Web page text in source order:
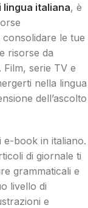
lingua italiana, è
le tue
risorse da
Film, serie TV e
nella lingua
dell’ascolto
e-book in italiano.
di giornale ti
grammaticali e
livello di
e